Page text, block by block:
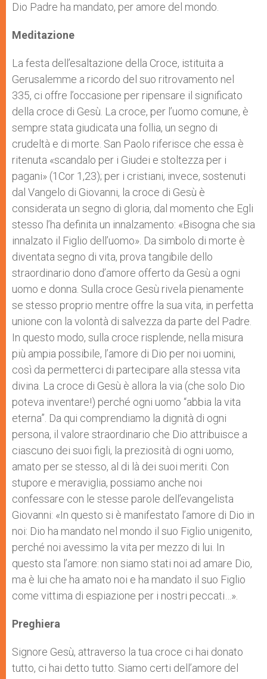
Dio Padre ha mandato, per amore del mondo.
Meditazione
La festa dell’esaltazione della Croce, istituita a
Gerusalemme a ricordo del suo ritrovamento nel
335, ci offre l’occasione per ripensare il significato
della croce di Gesù. La croce, per l’uomo comune, è
sempre stata giudicata una follia, un segno di
crudeltà e di morte. San Paolo riferisce che essa è
ritenuta «scandalo per i Giudei e stoltezza per i
pagani» (1Cor 1,23); per i cristiani, invece, sostenuti
dal Vangelo di Giovanni, la croce di Gesù è
considerata un segno di gloria, dal momento che Egli
stesso l’ha definita un innalzamento: «Bisogna che sia
innalzato il Figlio dell’uomo». Da simbolo di morte è
diventata segno di vita, prova tangibile dello
straordinario dono d’amore offerto da Gesù a ogni
uomo e donna. Sulla croce Gesù rivela pienamente
se stesso proprio mentre offre la sua vita, in perfetta
unione con la volontà di salvezza da parte del Padre.
In questo modo, sulla croce risplende, nella misura
più ampia possibile, l’amore di Dio per noi uomini,
così da permetterci di partecipare alla stessa vita
divina. La croce di Gesù è allora la via (che solo Dio
poteva inventare!) perché ogni uomo “abbia la vita
eterna”. Da qui comprendiamo la dignità di ogni
persona, il valore straordinario che Dio attribuisce a
ciascuno dei suoi figli, la preziosità di ogni uomo,
amato per se stesso, al di là dei suoi meriti. Con
stupore e meraviglia, possiamo anche noi
confessare con le stesse parole dell’evangelista
Giovanni: «In questo si è manifestato l’amore di Dio in
noi: Dio ha mandato nel mondo il suo Figlio unigenito,
perché noi avessimo la vita per mezzo di lui. In
questo sta l’amore: non siamo stati noi ad amare Dio,
ma è lui che ha amato noi e ha mandato il suo Figlio
come vittima di espiazione per i nostri peccati…».
Preghiera
Signore Gesù, attraverso la tua croce ci hai donato
tutto, ci hai detto tutto. Siamo certi dell’amore del